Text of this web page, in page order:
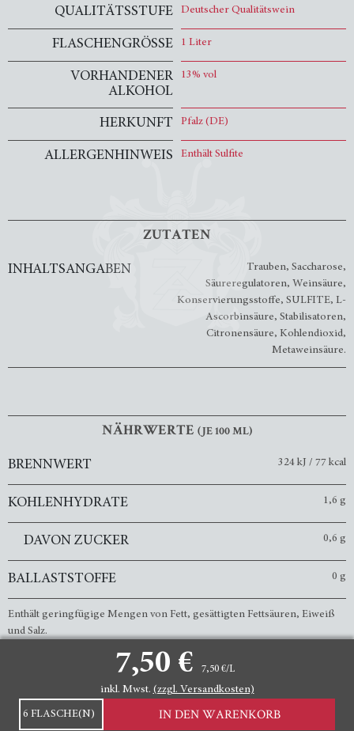
QUALITÄTSSTUFE Deutscher Qualitätswein
FLASCHENGRÖSSE 1 Liter
VORHANDENER
ALKOHOL
13% vol
HERKUNFT Pfalz (DE)
ALLERGENHINWEIS Enthält Sulfite
ZUTATEN
INHALTSANGABEN
Trauben, Saccharose,
Säureregulatoren, Weinsäure,
Konservierungsstoffe, SULFITE, L-
Ascorbinsäure, Stabilisatoren,
Citronensäure, Kohlendioxid,
Metaweinsäure.
NÄHRWERTE (JE 100 ML)
BRENNWERT 324 kJ / 77 kcal
KOHLENHYDRATE 1,6 g
DAVON ZUCKER 0,6 g
BALLASTSTOFFE 0 g
Enthält geringfügige Mengen von Fett, gesättigten Fettsäuren, Eiweiß
und Salz.
7,50 € 7,50 €/L
inkl. Mwst. (zzgl. Versandkosten)
IN DEN WARENKORB
IMPRESSUM AGB WIDERRUFSRECHT